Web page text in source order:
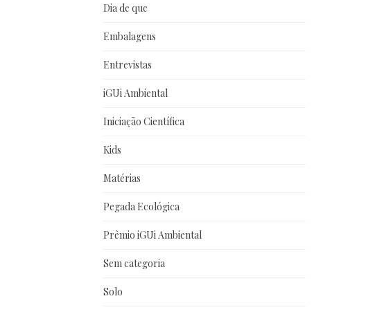
Dia de que
Embalagens
Entrevistas
iGUi Ambiental
Iniciação Científica
Kids
Matérias
Pegada Ecológica
Prêmio iGUi Ambiental
Sem categoria
Solo